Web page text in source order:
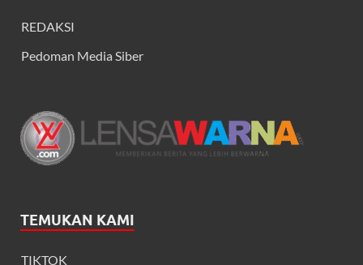
REDAKSI
Pedoman Media Siber
TEMUKAN KAMI
TIKTOK